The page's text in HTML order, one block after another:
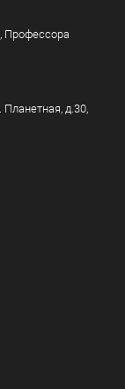
Профессора
Планетная, д.30,